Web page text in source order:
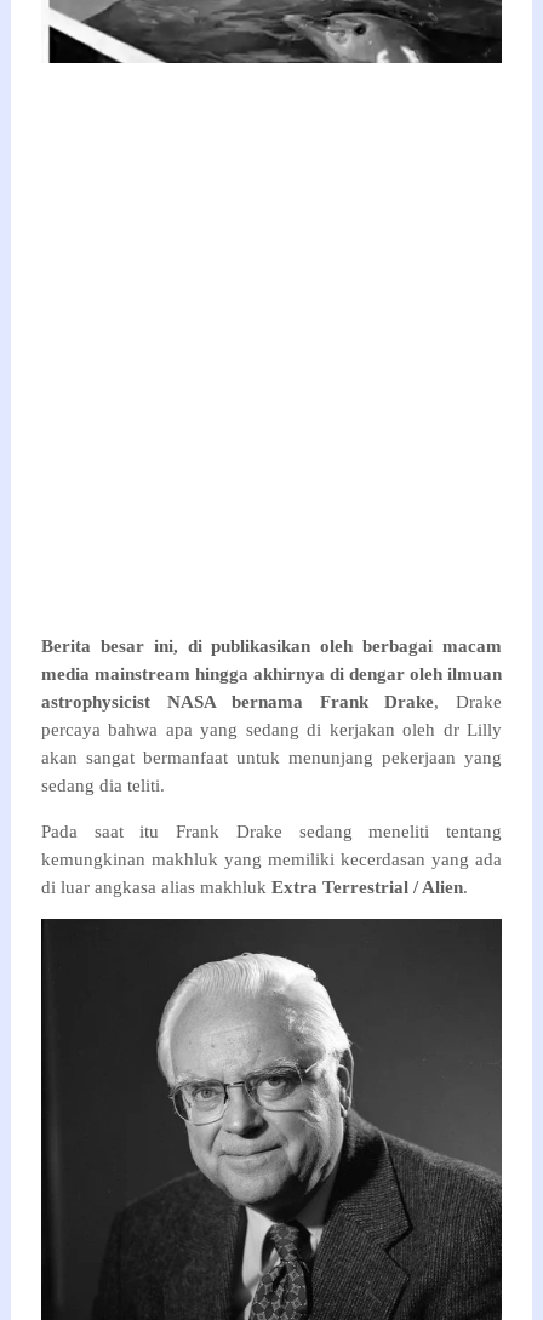
Berita besar ini, di publikasikan oleh berbagai macam
media mainstream hingga akhirnya di dengar oleh ilmuan
astrophysicist NASA bernama Frank Drake, Drake
percaya bahwa apa yang sedang di kerjakan oleh dr Lilly
akan sangat bermanfaat untuk menunjang pekerjaan yang
sedang dia teliti.
Pada saat itu Frank Drake sedang meneliti tentang
kemungkinan makhluk yang memiliki kecerdasan yang ada
di luar angkasa alias makhluk Extra Terrestrial / Alien.